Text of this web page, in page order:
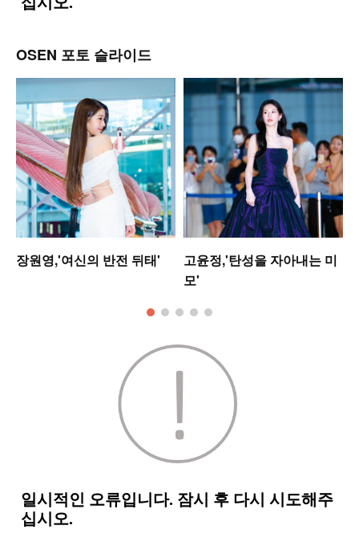
OSEN 포토 슬라이드
장원영,'여신의 반전 뒤태'
고윤정,'탄성을 자아내는 미
모'